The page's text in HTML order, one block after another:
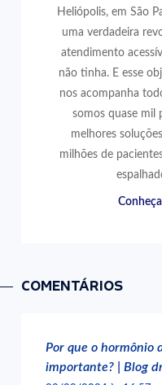
Heliópolis, em São
uma verdadeira
atendimento
não tinha. E esse
nos acompanha
somos quase mil
melhores
milhões de
COMENTÁRIOS
Por que o hormônio
importante? | Blog